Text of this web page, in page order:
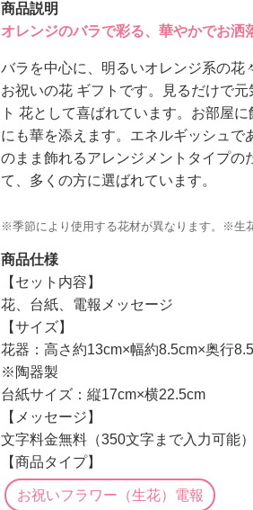
商品説明
オレンジのバラで彩る、華やかでお洒
バラを中心に、明るいオレンジ系の花
お祝いの花 ギフトです。見るだけで
ト 花として喜ばれています。お部屋
にも華を添えます。エネルギッシュ
のまま飾れるアレンジメントタイプの
て、多くの方に選ばれています。
※季節により使用する花材が異なります。※生
商品仕様
【セット内容】
花、台紙、電報メッセージ
【サイズ】
花器：高さ約13cm×幅約8.5cm×奥行
※陶器製
台紙サイズ：縦17cm×横22.5cm
【メッセージ】
文字料金無料（350文字まで入力可能）
【商品タイプ】
お祝いフラワー（生花）電報